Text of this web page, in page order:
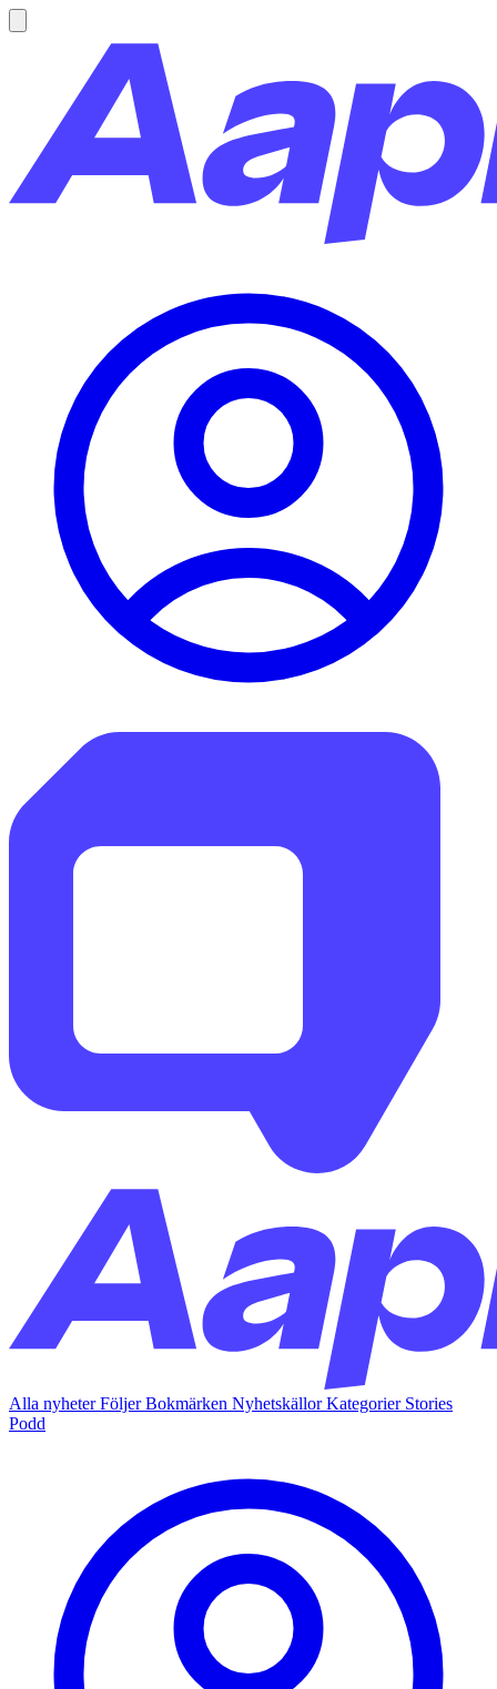
Alla nyheterFöljerBokmärken NyhetskällorKategorier Stories
Podd